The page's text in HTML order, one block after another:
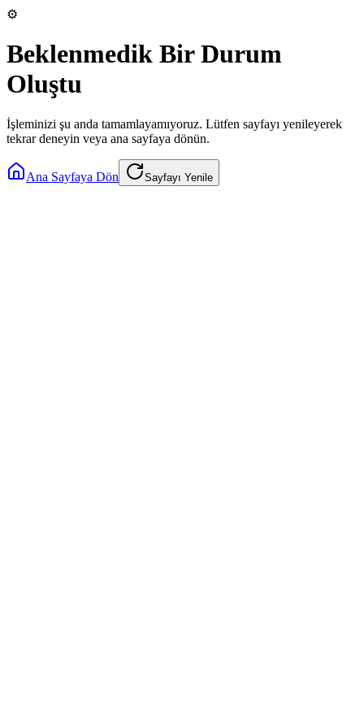
⚙️
Beklenmedik Bir Durum
Oluştu
İşleminizi şu anda tamamlayamıyoruz. Lütfen sayfayı yenileyerek
tekrar deneyin veya ana sayfaya dönün.
Ana Sayfaya Dön Sayfayı Yenile